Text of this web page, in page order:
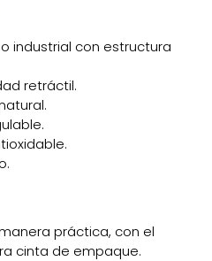
industrial con estructura
retráctil.
práctica, con el
cinta de empaque.